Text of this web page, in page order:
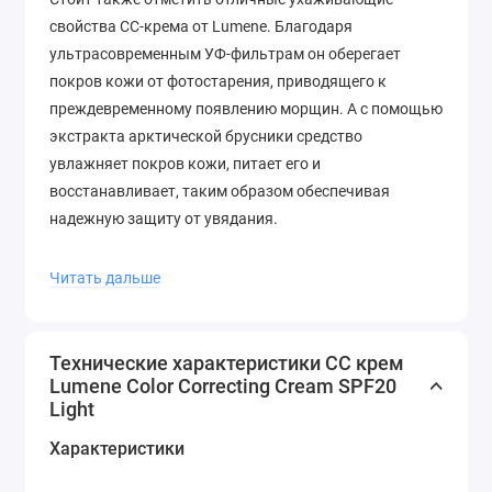
свойства СС-крема от Lumene. Благодаря
ультрасовременным УФ-фильтрам он оберегает
покров кожи от фотостарения, приводящего к
преждевременному появлению морщин. А с помощью
экстракта арктической брусники средство
увлажняет покров кожи, питает его и
восстанавливает, таким образом обеспечивая
надежную защиту от увядания.
выглядит естественно.
Устраняет жирный блеск, придает
бархатистость.
Читать дальше
Технические характеристики CC крем
Lumene Color Correcting Cream SPF20
Light
Характеристики